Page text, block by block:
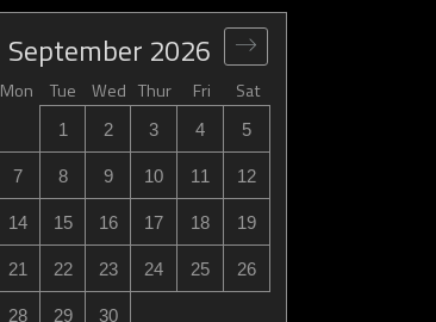
Mon Tue Wed Thur Fri Sat
September 2026
1 2 3 4 5
7 8 9 10 11 12
14 15 16 17 18 19
21 22 23 24 25 26
28 29 30